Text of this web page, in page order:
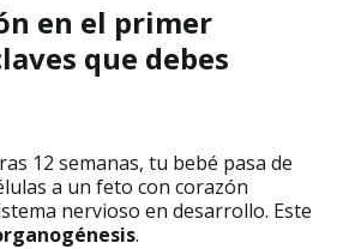
en el primer
que debes
12 semanas, tu bebé pasa de
a un feto con corazón
nervioso en desarrollo. Este
.